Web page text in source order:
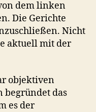
dem linken
Die Gerichte
Nicht
aktuell mit der
objektiven
begründet das
es der